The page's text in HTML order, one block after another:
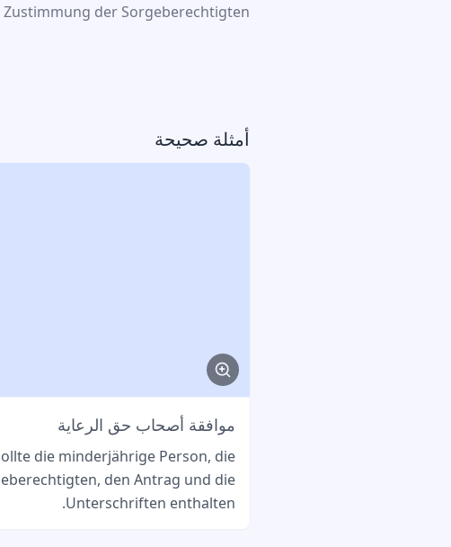
موافقة أصحاب حق الرعاية
Zustimmung der Sorgeberechtigten
أمثلة صحيحة
موافقة أصحاب حق الرعاية
die minderjährige Person, die
den Antrag und die
Unterschriften enthalten.